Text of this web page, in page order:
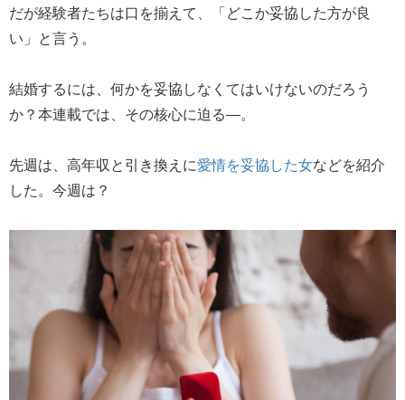
だが経験者たちは口を揃えて、「どこか妥協した方が良
い」と言う。
結婚するには、何かを妥協しなくてはいけないのだろう
か？本連載では、その核心に迫る―。
先週は、高年収と引き換えに愛情を妥協した女などを紹介
した。今週は？